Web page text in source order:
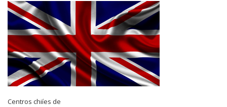
Centros chiíes de